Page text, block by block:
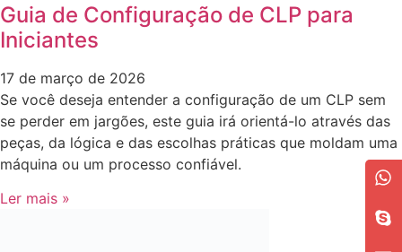
Guia de Configuração de CLP para
Iniciantes
17 de março de 2026
Se você deseja entender a configuração de um CLP sem
se perder em jargões, este guia irá orientá-lo através das
peças, da lógica e das escolhas práticas que moldam uma
máquina ou um processo confiável.
Ler mais »